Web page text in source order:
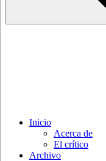
Inicio
Acerca de
El crítico
Archivo